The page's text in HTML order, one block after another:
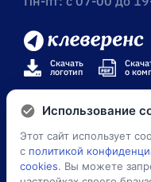
Использование
Этот сайт использует
с политикой
cookies. Вы можете
Скачать
логотип о
© Клеверенс 2026
Политика